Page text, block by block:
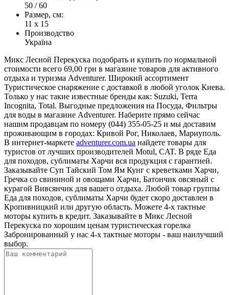
50 / 60
Размер, см:
11 х 15
Производство
Україна
Микс Лесной Перекуска подобрать и купить по нормальной
стоимости всего 69,00 грн в магазине товаров для активного
отдыха и туризма Adventurer. Широкий ассортимент
Туристическое снаряжение с доставкой в любой уголок Киева.
Только у нас такие известные бренды как: Suzuki, Terra
Incognita, Total. Выгодные предложения на Посуда, Фильтры
для воды в магазине Adventurer. Наберите прямо сейчас
нашим продавцам по номеру (044) 355-05-25 и мы доставим
проживающим в городах: Кривой Рог, Николаев, Мариуполь.
В интернет-маркете adventurer.com.ua найдете товары для
туристов от лучших производителей Motul, CAT. В ряде Еда
для походов, сублиматы Харчи вся продукция с гарантией.
Заказывайте Суп Тайский Том Ям Кунг с креветками Харчи,
Гречка со свининой и овощами Харчи, Батончик овсяный с
курагой Вивсянчик для вашего отдыха. Любой товар группы
Еда для походов, сублиматы Харчи будет скоро доставлен в
Кропивницкий или другую область. Можете 4-х тактные
моторы купить в кредит. Заказывайте в Микс Лесной
Перекуска по хорошим ценам туристическая горелка
Забронированный у нас 4-х тактные моторы - ваш наилучший
выбор.